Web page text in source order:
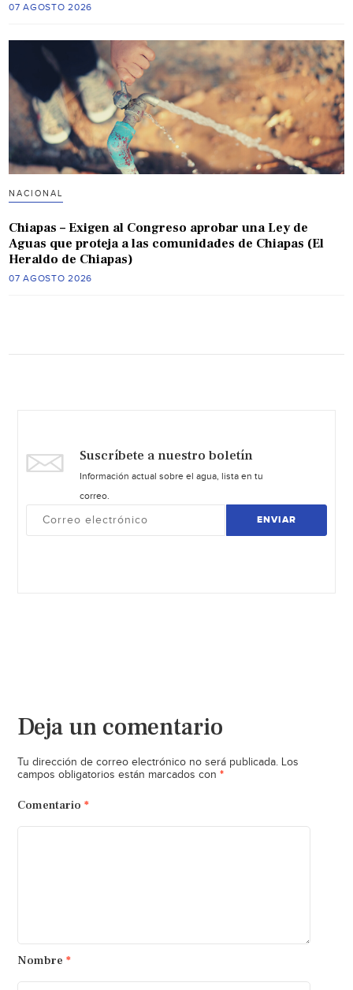
07 AGOSTO 2026
NACIONAL
Chiapas – Exigen al Congreso aprobar una Ley de
Aguas que proteja a las comunidades de Chiapas (El
Heraldo de Chiapas)
07 AGOSTO 2026
Suscríbete a nuestro boletín
Información actual sobre el agua, lista en tu
correo.
ENVIAR
Deja un comentario
Tu dirección de correo electrónico no será publicada. Los
campos obligatorios están marcados con *
Comentario *
Nombre *